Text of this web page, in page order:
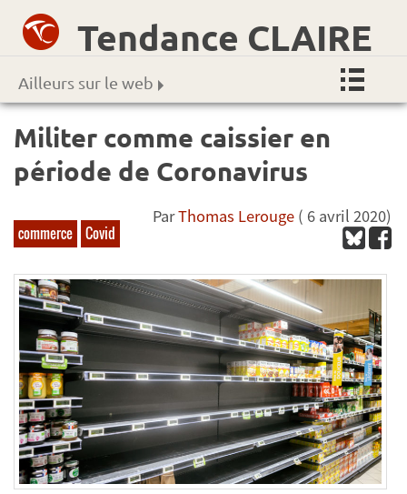
Tendance CLAIRE
Ailleurs sur le web
Militer comme caissier en
période de Coronavirus
commerce Covid
ParThomas Lerouge ( 6 avril 2020)